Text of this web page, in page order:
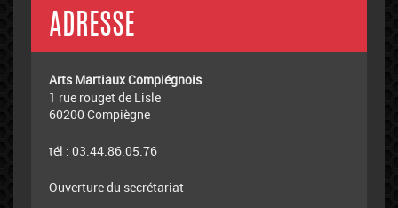
ADRESSE
Arts Martiaux Compiégnois
1 rue rouget de Lisle
60200 Compiègne
tél : 03.44.86.05.76
Ouverture du secrétariat